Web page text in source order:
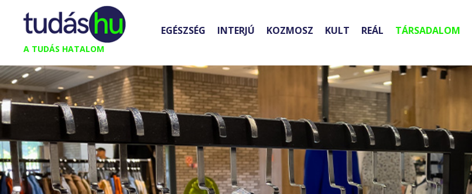
Kilépés
tartalomba
A TUDÁS HATALOM
EGÉSZSÉG INTERJÚ KOZMOSZ KULT REÁL TÁRSADALOM